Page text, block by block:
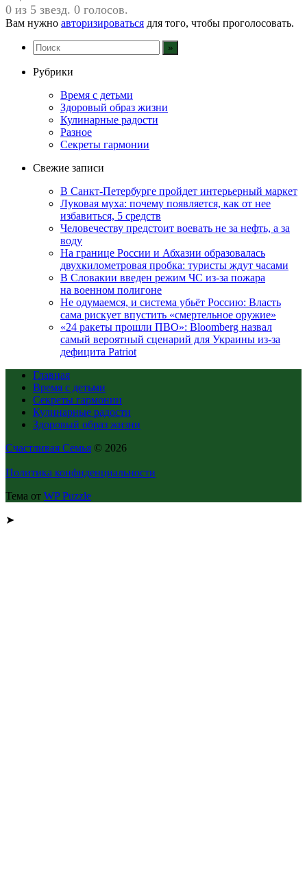
0 из 5 звезд. 0 голосов.
Вам нужно авторизироваться для того, чтобы проголосовать.
Рубрики
Время с детьми
Здоровый образ жизни
Кулинарные радости
Разное
Секреты гармонии
Свежие записи
В Санкт-Петербурге пройдет интерьерный маркет
Луковая муха: почему появляется, как от нее
избавиться, 5 средств
Человечеству предстоит воевать не за нефть, а за
воду
На границе России и Абхазии образовалась
двухкилометровая пробка: туристы ждут часами
В Словакии введен режим ЧС из-за пожара
на военном полигоне
Не одумаемся, и система убьёт Россию: Власть
сама рискует впустить «смертельное оружие»
«24 ракеты прошли ПВО»: Bloomberg назвал
самый вероятный сценарий для Украины из-за
дефицита Patriot
Главная
Время с детьми
Секреты гармонии
Кулинарные радости
Здоровый образ жизни
Счастливая Семья © 2026
Политика конфиденциальности
Тема от WP Puzzle
➤